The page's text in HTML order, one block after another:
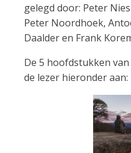
gelegd door: Peter
Peter Noordhoek,
Daalder en Frank
De 5 hoofdstukken
de lezer hieronder aan: